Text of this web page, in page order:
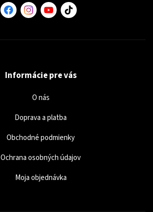
Informácie pre vás
O nás
Doprava a platba
Obchodné podmienky
Ochrana osobných údajov
Moja objednávka